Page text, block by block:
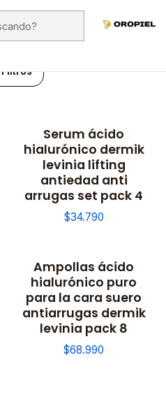
No disponible
Serum ácido
hialurónico dermik
levinia lifting
antiedad anti
arrugas set pack 4
$34.790
No disponible
Ampollas ácido
hialurónico puro
para la cara suero
antiarrugas dermik
levinia pack 8
$68.990